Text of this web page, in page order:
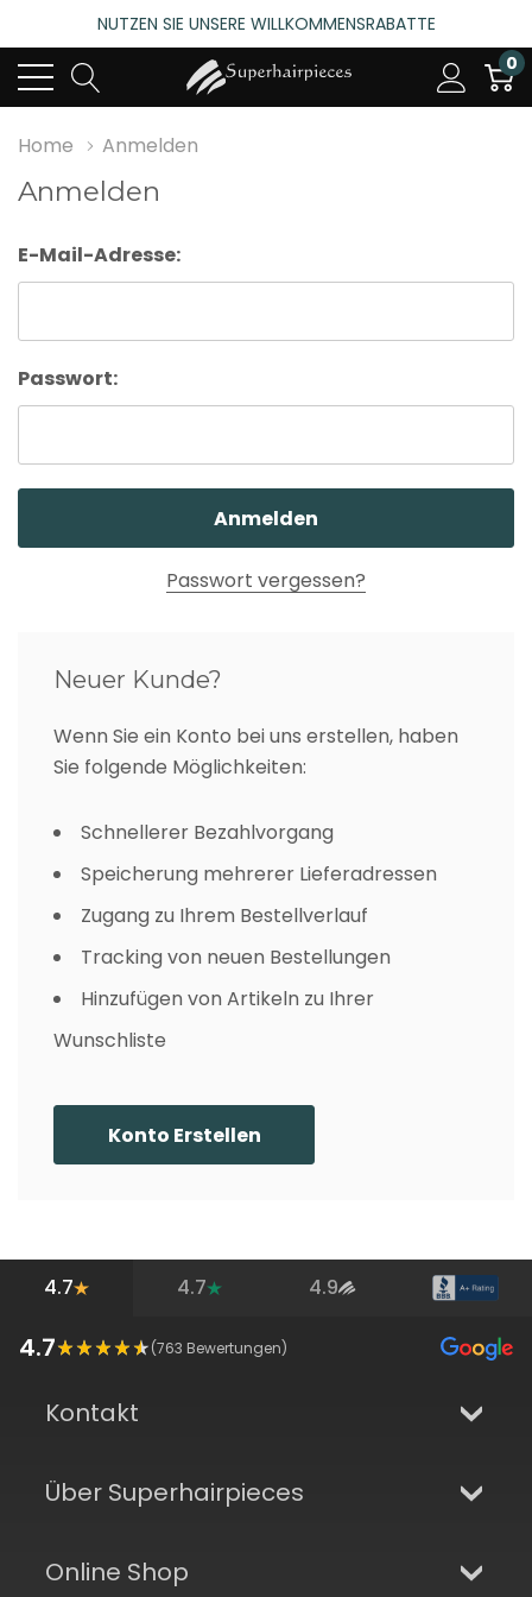
NUTZEN SIE UNSERE WILLKOMMENSRABATTE
4.6
(485 bewertungen)
NUTZEN SIE UNSERE WILLKOMMENSRABATTE
0
Home Anmelden
Anmelden
E-Mail-Adresse:
Passwort:
Passwort vergessen?
Neuer Kunde?
Wenn Sie ein Konto bei uns erstellen, haben
Sie folgende Möglichkeiten:
Schnellerer Bezahlvorgang
Speicherung mehrerer Lieferadressen
Zugang zu Ihrem Bestellverlauf
Tracking von neuen Bestellungen
Hinzufügen von Artikeln zu Ihrer
Wunschliste
Konto Erstellen
4.7 4.7 4.9
4.7 (763 Bewertungen)
Kontakt
Über Superhairpieces
Online Shop